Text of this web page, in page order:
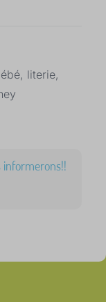
literie,
informerons!!